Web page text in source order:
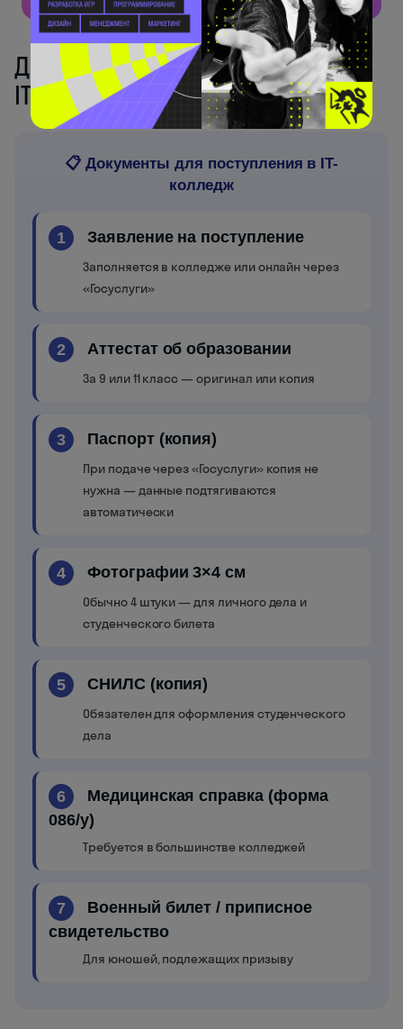
Документы для поступления в
IT-колледж: полный список
📋 Документы для поступления в IT-
колледж
1 Заявление на поступление
Заполняется в колледже или онлайн через
«Госуслуги»
2 Аттестат об образовании
За 9 или 11 класс — оригинал или копия
3 Паспорт (копия)
При подаче через «Госуслуги» копия не
нужна — данные подтягиваются
автоматически
4 Фотографии 3×4 см
Обычно 4 штуки — для личного дела и
студенческого билета
5 СНИЛС (копия)
Обязателен для оформления студенческого
дела
6
Медицинская справка (форма
086/у)
Требуется в большинстве колледжей
7
Военный билет / приписное
свидетельство
Для юношей, подлежащих призыву